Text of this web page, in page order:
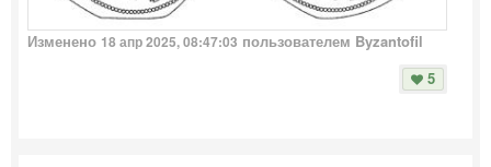
Изменено 18 апр 2025, 08:47:03 пользователем Byzantofil
5